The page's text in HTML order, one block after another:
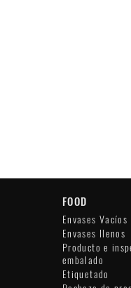
FOOD
Envases Vacíos
Envases llenos
Producto e
embalado
Etiquetado